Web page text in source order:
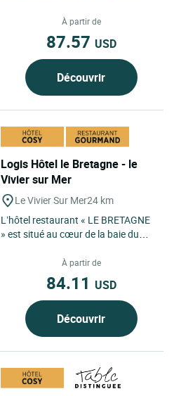
étoiles, cuisine...À partir de
87.57 USD
Découvrir
Logis Hôtel le Bretagne - le
Vivier sur Mer
Le Vivier Sur Mer24 km
L’hôtel restaurant « LE BRETAGNE
» est situé au cœur de la baie du
bourg du Vivier...À partir de
84.11 USD
Découvrir